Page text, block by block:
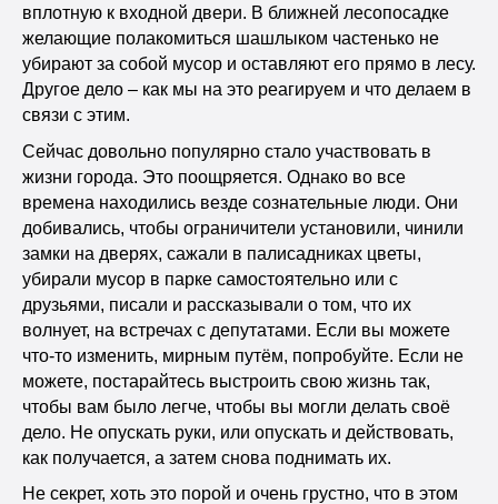
вплотную к входной двери. В ближней лесопосадке
желающие полакомиться шашлыком частенько не
убирают за собой мусор и оставляют его прямо в лесу.
Другое дело – как мы на это реагируем и что делаем в
связи с этим.
Сейчас довольно популярно стало участвовать в
жизни города. Это поощряется. Однако во все
времена находились везде сознательные люди. Они
добивались, чтобы ограничители установили, чинили
замки на дверях, сажали в палисадниках цветы,
убирали мусор в парке самостоятельно или с
друзьями, писали и рассказывали о том, что их
волнует, на встречах с депутатами. Если вы можете
что-то изменить, мирным путём, попробуйте. Если не
можете, постарайтесь выстроить свою жизнь так,
чтобы вам было легче, чтобы вы могли делать своё
дело. Не опускать руки, или опускать и действовать,
как получается, а затем снова поднимать их.
Не секрет, хоть это порой и очень грустно, что в этом